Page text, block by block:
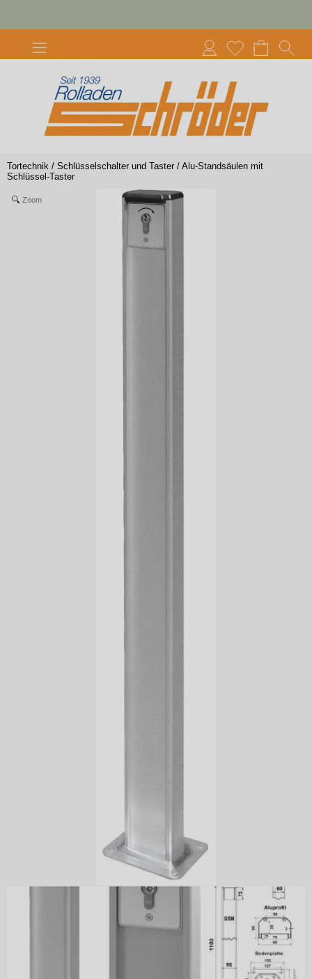
Tortechnik / Schlüsselschalter und Taster / Alu-Standsäulen mit
Schlüssel-Taster
Zoom